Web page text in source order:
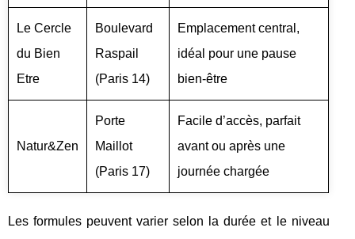
Le Cercle
du Bien
Etre
Boulevard
Raspail
(Paris 14)
Emplacement central,
idéal pour une pause
bien-être
Natur&Zen
Porte
Maillot
(Paris 17)
Facile d’accès, parfait
avant ou après une
journée chargée
Les formules peuvent varier selon la durée et le niveau